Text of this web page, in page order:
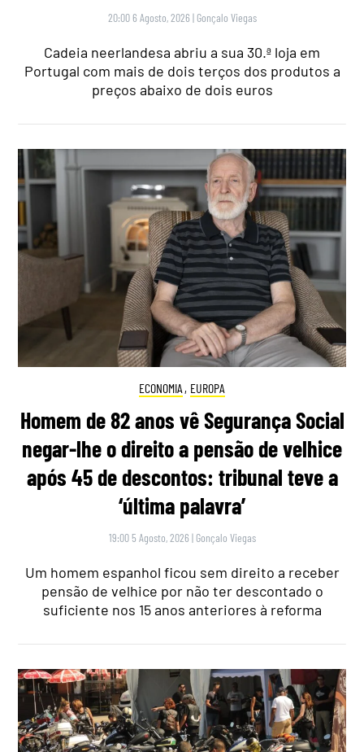
20:00 6 Agosto, 2026 | Gonçalo Viegas
Cadeia neerlandesa abriu a sua 30.ª loja em
Portugal com mais de dois terços dos produtos a
preços abaixo de dois euros
ECONOMIA , EUROPA
Homem de 82 anos vê Segurança Social
negar-lhe o direito a pensão de velhice
após 45 de descontos: tribunal teve a
‘última palavra’
19:00 5 Agosto, 2026 | Gonçalo Viegas
Um homem espanhol ficou sem direito a receber
pensão de velhice por não ter descontado o
suficiente nos 15 anos anteriores à reforma